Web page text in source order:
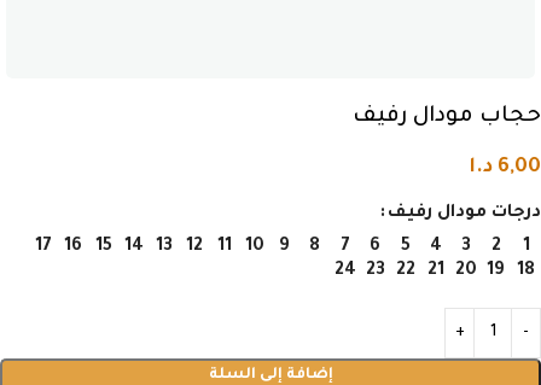
حجاب مودال رفيف
6,00 د.ا
درجات مودال رفيف
1
2
3
4
5
6
7
8
9
10
11
12
13
14
15
16
17
18
19
20
21
22
23
24
إضافة إلى السلة